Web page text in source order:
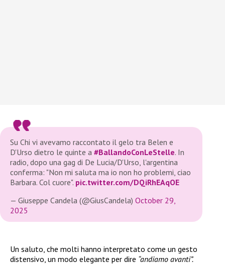
Su Chi vi avevamo raccontato il gelo tra Belen e
D'Urso dietro le quinte a #BallandoConLeStelle. In
radio, dopo una gag di De Lucia/D'Urso, l'argentina
conferma: "Non mi saluta ma io non ho problemi, ciao
Barbara. Col cuore". pic.twitter.com/DQiRhEAqOE
— Giuseppe Candela (@GiusCandela) October 29,
2025
Un saluto, che molti hanno interpretato come un gesto
distensivo, un modo elegante per dire “andiamo avanti”.